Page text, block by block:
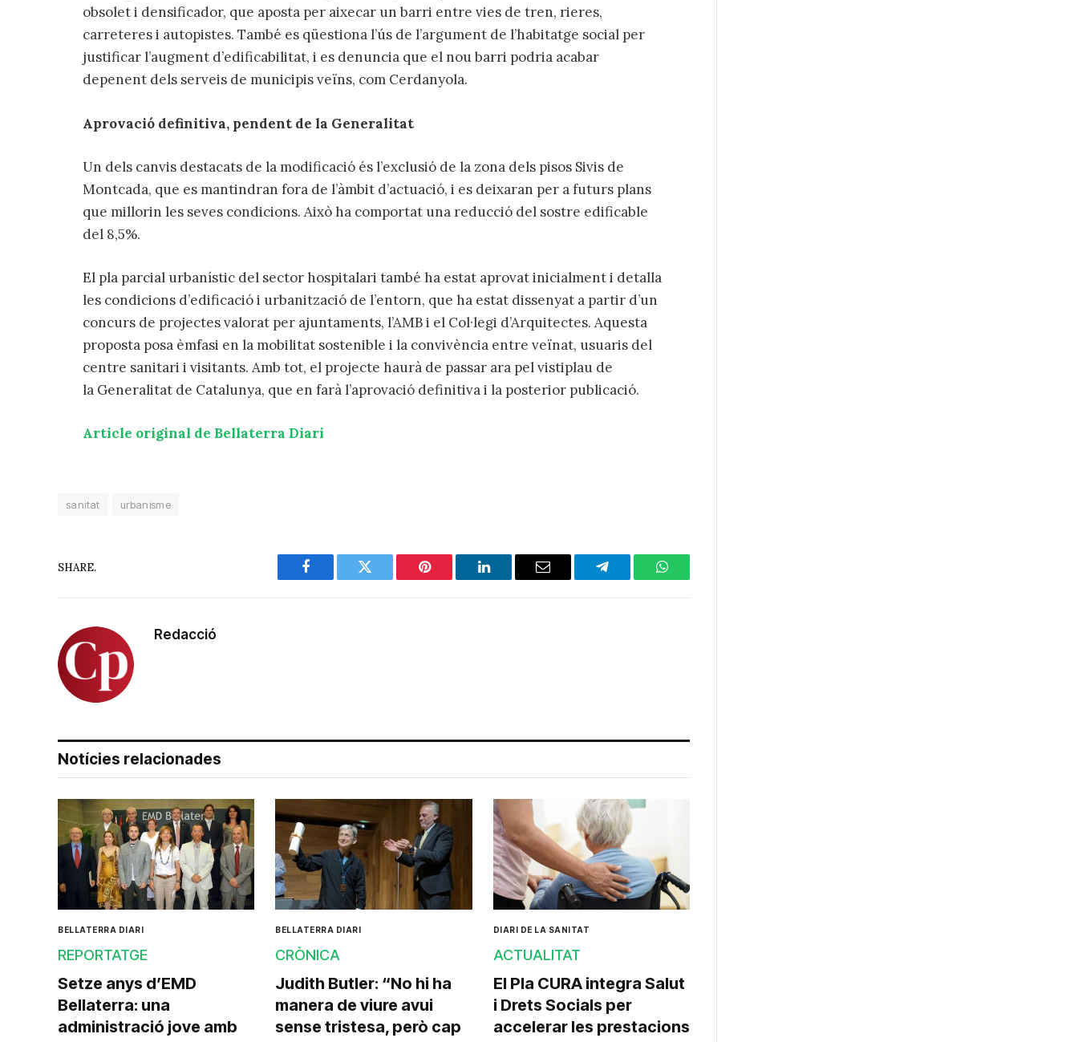
obsolet i densificador, que aposta per aixecar un barri entre vies de tren, rieres,
carreteres i autopistes. També es qüestiona l’ús de l’argument de l’habitatge social per
justificar l’augment d’edificabilitat, i es denuncia que el nou barri podria acabar
depenent dels serveis de municipis veïns, com Cerdanyola.
Aprovació definitiva, pendent de la Generalitat
Un dels canvis destacats de la modificació és l’exclusió de la zona dels pisos Sivis de
Montcada, que es mantindran fora de l’àmbit d’actuació, i es deixaran per a futurs plans
que millorin les seves condicions. Això ha comportat una reducció del sostre edificable
del 8,5%.
El pla parcial urbanístic del sector hospitalari també ha estat aprovat inicialment i detalla
les condicions d’edificació i urbanització de l’entorn, que ha estat dissenyat a partir d’un
concurs de projectes valorat per ajuntaments, l’AMB i el Col·legi d’Arquitectes. Aquesta
proposta posa èmfasi en la mobilitat sostenible i la convivència entre veïnat, usuaris del
centre sanitari i visitants. Amb tot, el projecte haurà de passar ara pel vistiplau de
la Generalitat de Catalunya, que en farà l’aprovació definitiva i la posterior publicació.
Article original de Bellaterra Diari
sanitat urbanisme
SHARE.
Facebook Twitter Pinterest LinkedIn Email Telegram WhatsApp
Redacció
Notícies relacionades
BELLATERRA DIARI
REPORTATGE
Setze anys d’EMD
Bellaterra: una
administració jove amb
BELLATERRA DIARI
CRÒNICA
Judith Butler: “No hi ha
manera de viure avui
sense tristesa, però cap
DIARI DE LA SANITAT
ACTUALITAT
El Pla CURA integra Salut
i Drets Socials per
accelerar les prestacions